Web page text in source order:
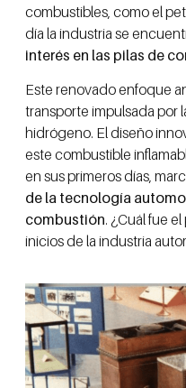
combustibles, como el
día la industria se
interés en las pilas de
Este renovado enfoque
transporte impulsada por
hidrógeno. El diseño
este combustible
en sus primeros días,
de la tecnología
combustión. ¿Cuál fue
inicios de la industria